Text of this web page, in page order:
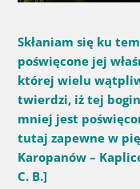
Skłaniam się ku
poświęcone jej
której wielu
twierdzi, iż tej
mniej jest
tutaj zapewne w
Karopanów –
C. B.]